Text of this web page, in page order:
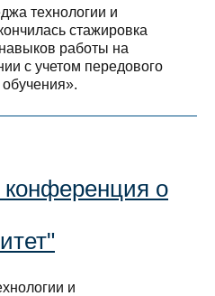
технологии и
стажировка
работы на
с учетом передового
конференция о
и